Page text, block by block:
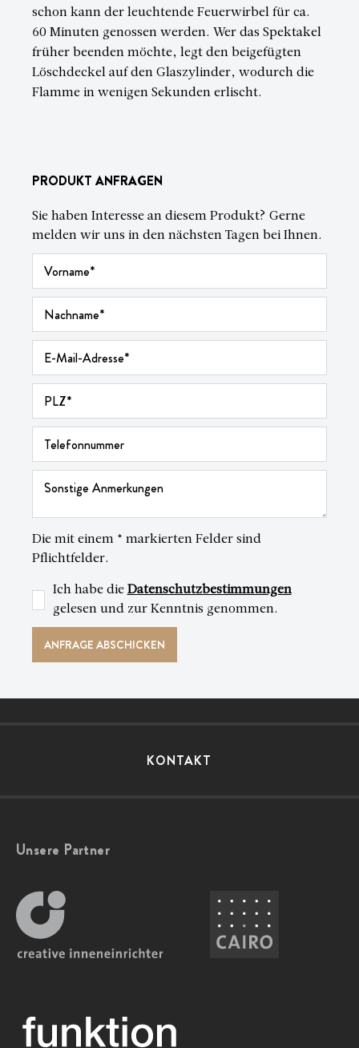
schon kann der leuchtende Feuerwirbel für ca.
60 Minuten genossen werden. Wer das Spektakel
früher beenden möchte, legt den beigefügten
Löschdeckel auf den Glaszylinder, wodurch die
Flamme in wenigen Sekunden erlischt.
PRODUKT ANFRAGEN
Sie haben Interesse an diesem Produkt? Gerne
melden wir uns in den nächsten Tagen bei Ihnen.
Die mit einem * markierten Felder sind
Pflichtfelder.
Ich habe die Datenschutzbestimmungen
gelesen und zur Kenntnis genommen.
KONTAKT
Unsere Partner